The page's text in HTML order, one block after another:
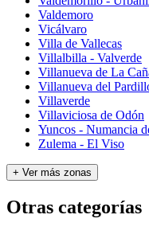
Valdemoro
Vicálvaro
Villa de Vallecas
Villalbilla - Valverde
Villanueva de La
Villanueva del
Villaverde
Villaviciosa de Odón
Yuncos - Numancia
Zulema - El Viso
+ Ver más zonas
Otras categorías